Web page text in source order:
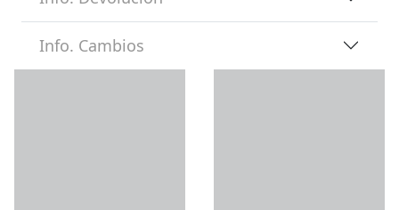
Info. Cambios